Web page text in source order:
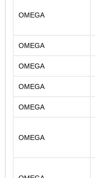
OMEGA
OMEGA
OMEGA
OMEGA
OMEGA
OMEGA